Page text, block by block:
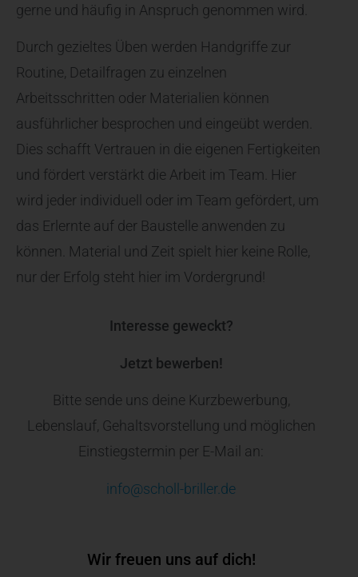
gerne und häufig in Anspruch genommen wird.
Durch gezieltes Üben werden Handgriffe zur
Routine, Detailfragen zu einzelnen
Arbeitsschritten oder Materialien können
ausführlicher besprochen und eingeübt werden.
Dies schafft Vertrauen in die eigenen Fertigkeiten
und fördert verstärkt die Arbeit im Team. Hier
wird jeder individuell oder im Team gefördert, um
das Erlernte auf der Baustelle anwenden zu
können. Material und Zeit spielt hier keine Rolle,
nur der Erfolg steht hier im Vordergrund!
Interesse geweckt?
Jetzt bewerben!
Bitte sende uns deine Kurzbewerbung,
Lebenslauf, Gehaltsvorstellung und möglichen
Einstiegstermin per E-Mail an:
info@scholl-briller.de
Wir freuen uns auf dich!